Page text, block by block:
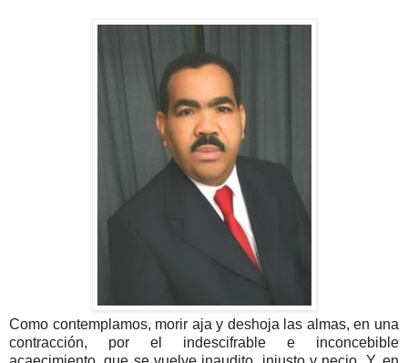
Como contemplamos, morir aja y deshoja las almas, en una
contracción, por el indescifrable e inconcebible